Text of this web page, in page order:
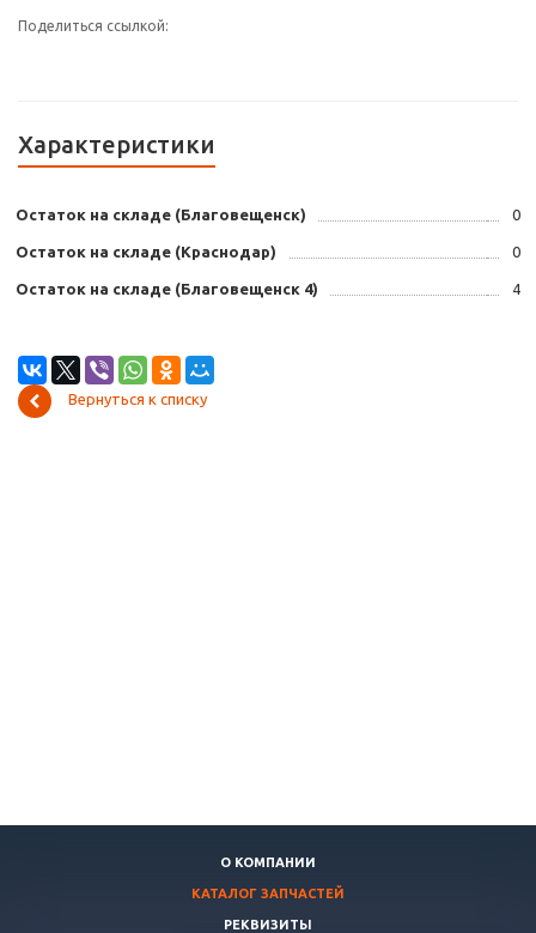
Поделиться ссылкой:
Характеристики
Остаток на складе (Благовещенск) 0
Остаток на складе (Краснодар) 0
Остаток на складе (Благовещенск 4) 4
Вернуться к списку
О КОМПАНИИ
КАТАЛОГ ЗАПЧАСТЕЙ
РЕКВИЗИТЫ